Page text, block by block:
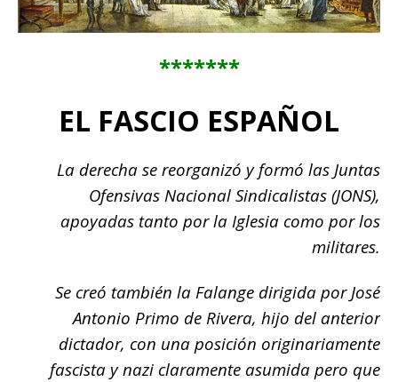
*******
EL FASCIO ESPAÑOL
La derecha se reorganizó y formó las Juntas
Ofensivas Nacional Sindicalistas (JONS),
apoyadas tanto por la Iglesia como por los
militares.
Se creó también la Falange dirigida por José
Antonio Primo de Rivera, hijo del anterior
dictador, con una posición originariamente
fascista y nazi claramente asumida pero que